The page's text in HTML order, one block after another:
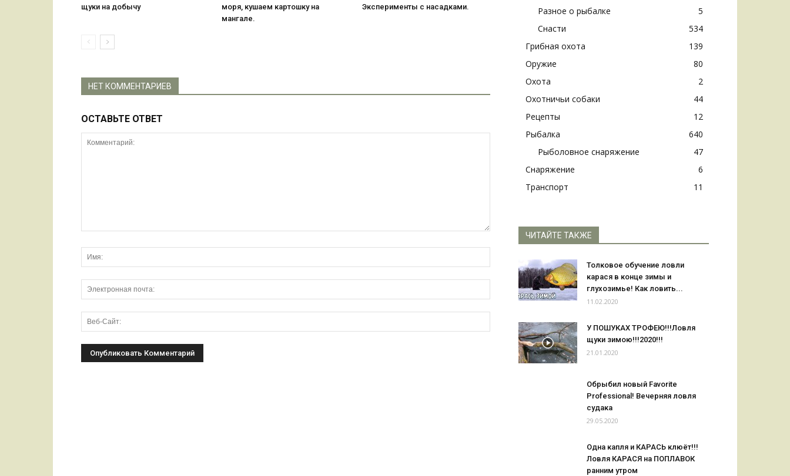
щуки на добычу
моря, кушаем картошку на
мангале.
Эксперименты с насадками.
НЕТ КОММЕНТАРИЕВ
ОСТАВЬТЕ ОТВЕТ
Разное о рыбалке
5
Снасти
534
Грибная охота
139
Оружие
80
Охота
2
Охотничьи собаки
44
Рецепты
12
Рыбалка
640
Рыболовное снаряжение
47
Снаряжение
6
Транспорт
11
ЧИТАЙТЕ ТАКЖЕ
Толковое обучение ловли
карася в конце зимы и
глухозимье! Как ловить...
11.02.2020
У ПОШУКАХ ТРОФЕЮ!!!Ловля
щуки зимою!!!2020!!!
21.01.2020
Обрыбил новый Favorite
Professional! Вечерняя ловля
судака
29.05.2020
Одна капля и КАРАСЬ клюёт!!!
Ловля КАРАСЯ на ПОПЛАВОК
ранним утром